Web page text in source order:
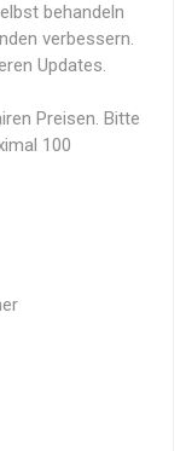
behandeln
verbessern.
Updates.
Preisen. Bitte
100